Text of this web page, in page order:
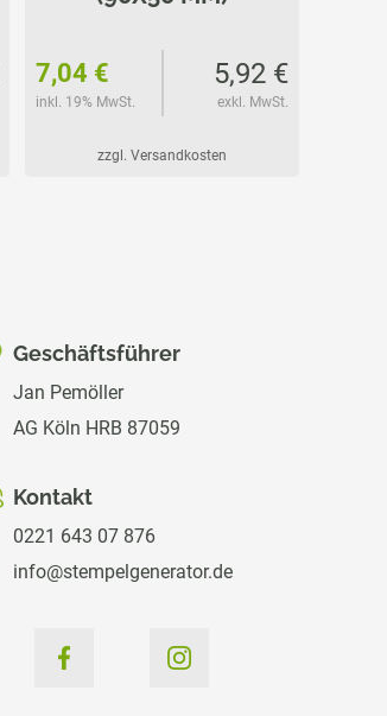
7,04 €
inkl. 19% MwSt.
5,92 €
exkl. MwSt.
zzgl. Versandkosten
Geschäftsführer
Jan Pemöller
AG Köln HRB 87059
Kontakt
0221 643 07 876
info@stempelgenerator.de